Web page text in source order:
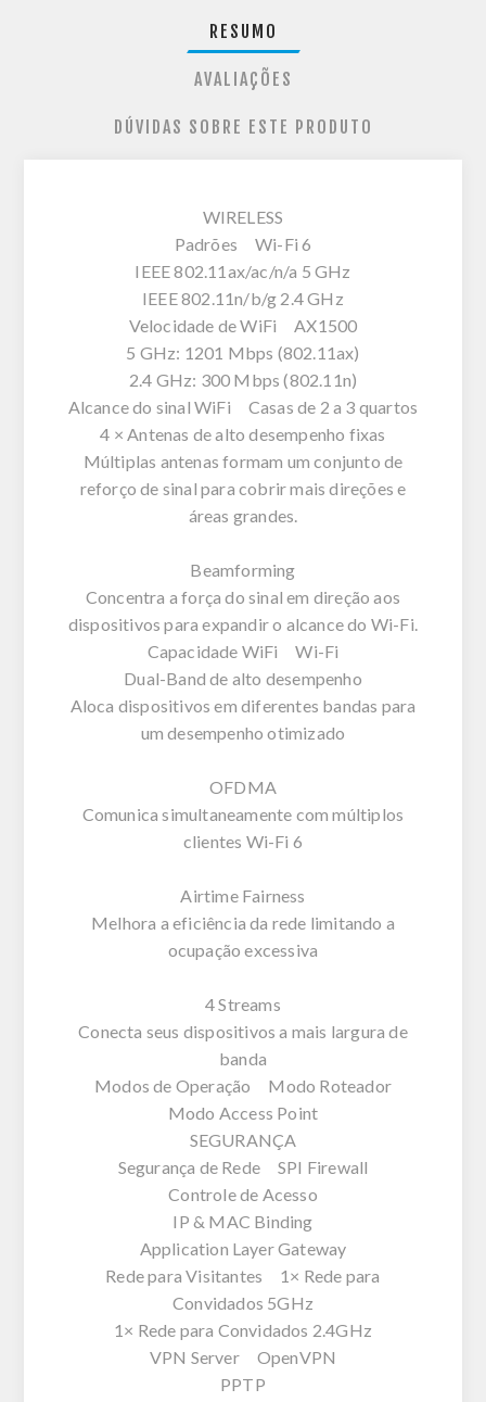
RESUMO
AVALIAÇÕES
DÚVIDAS SOBRE ESTE PRODUTO
WIRELESS
Padrões Wi-Fi 6
IEEE 802.11ax/ac/n/a 5 GHz
IEEE 802.11n/b/g 2.4 GHz
Velocidade de WiFi AX1500
5 GHz: 1201 Mbps (802.11ax)
2.4 GHz: 300 Mbps (802.11n)
Alcance do sinal WiFi Casas de 2 a 3 quartos
4 × Antenas de alto desempenho fixas
Múltiplas antenas formam um conjunto de
reforço de sinal para cobrir mais direções e
áreas grandes.
Beamforming
Concentra a força do sinal em direção aos
dispositivos para expandir o alcance do Wi-Fi.
Capacidade WiFi Wi-Fi
Dual-Band de alto desempenho
Aloca dispositivos em diferentes bandas para
um desempenho otimizado
OFDMA
Comunica simultaneamente com múltiplos
clientes Wi-Fi 6
Airtime Fairness
Melhora a eficiência da rede limitando a
ocupação excessiva
4 Streams
Conecta seus dispositivos a mais largura de
banda
Modos de Operação Modo Roteador
Modo Access Point
SEGURANÇA
Segurança de Rede SPI Firewall
Controle de Acesso
IP & MAC Binding
Application Layer Gateway
Rede para Visitantes 1× Rede para
Convidados 5GHz
1× Rede para Convidados 2.4GHz
VPN Server OpenVPN
PPTP